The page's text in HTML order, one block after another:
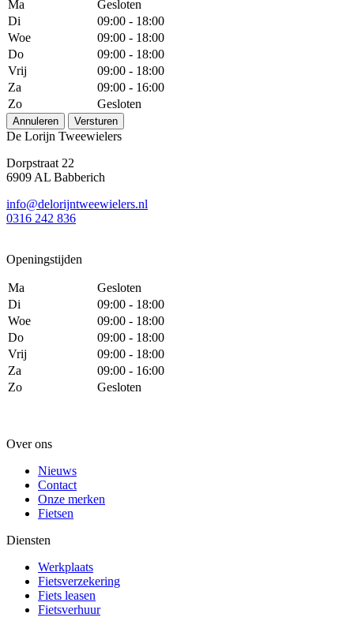
Ma
Gesloten
Di
09:00 - 18:00
Woe
09:00 - 18:00
Do
09:00 - 18:00
Vrij
09:00 - 18:00
Za
09:00 - 16:00
Zo
Gesloten
Annuleren Versturen
De Lorijn Tweewielers
Dorpstraat 22
6909 AL Babberich
info@delorijntweewielers.nl
0316 242 836
Openingstijden
Ma
Gesloten
Di
09:00 - 18:00
Woe
09:00 - 18:00
Do
09:00 - 18:00
Vrij
09:00 - 18:00
Za
09:00 - 16:00
Zo
Gesloten
Over ons
Nieuws
Contact
Onze merken
Fietsen
Diensten
Werkplaats
Fietsverzekering
Fiets leasen
Fietsverhuur